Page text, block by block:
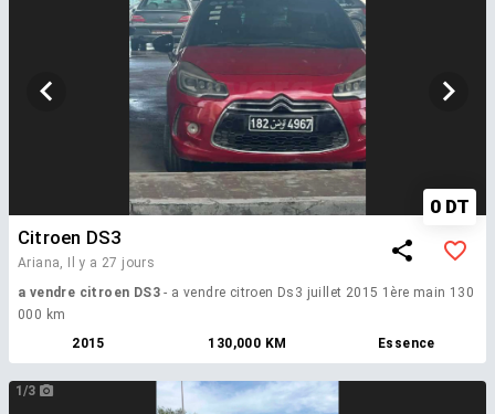
0 DT
Citroen DS3
Ariana,
Il y a 27 jours
a vendre citroen DS3 - a vendre citroen Ds3 juillet 2015 1ère main 130
000 km
2015
130,000 KM Essence
1/3